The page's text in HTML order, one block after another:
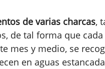
de varias charcas,
de tal forma que
mes y medio, se
en aguas